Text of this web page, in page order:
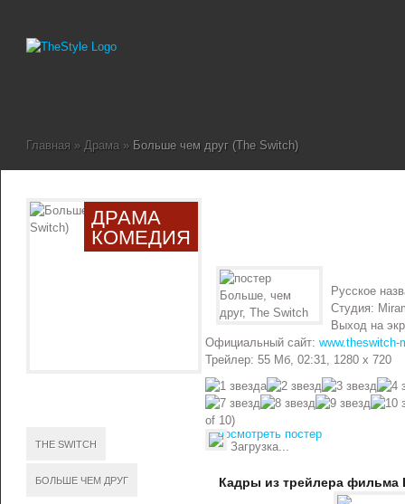
Главная » Драма » Больше чем друг (The Switch)
ДРАМА
КОМЕДИЯ
THE SWITCH
БОЛЬШЕ ЧЕМ ДРУГ
Русское
Студия:
Выход на
Официальный сайт: www.theswitch-
Трейлер: 55 Мб, 02:31, 1280 x 720
of 10)
Загрузка...
посмотреть постер
Кадры из трейлера фильма